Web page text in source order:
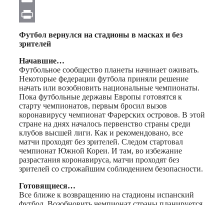
Email
Print
Футбол вернулся на стадионы в масках и без
зрителей
Начавшие…
Футбольное сообщество планеты начинает оживать.
Некоторые федерации футбола приняли решение
начать или возобновить национальные чемпионаты.
Пока футбольные державы Европы готовятся к
старту чемпионатов, первым бросил вызов
коронавирусу чемпионат Фарерских островов. В этой
стране на днях началось первенство страны среди
клубов высшей лиги. Как и рекомендовано, все
матчи проходят без зрителей. Следом стартовал
чемпионат Южной Кореи. И там, во избежание
разрастания коронавируса, матчи проходят без
зрителей со строжайшим соблюдением безопасности.
Готовящиеся…
Все ближе к возвращению на стадионы испанский